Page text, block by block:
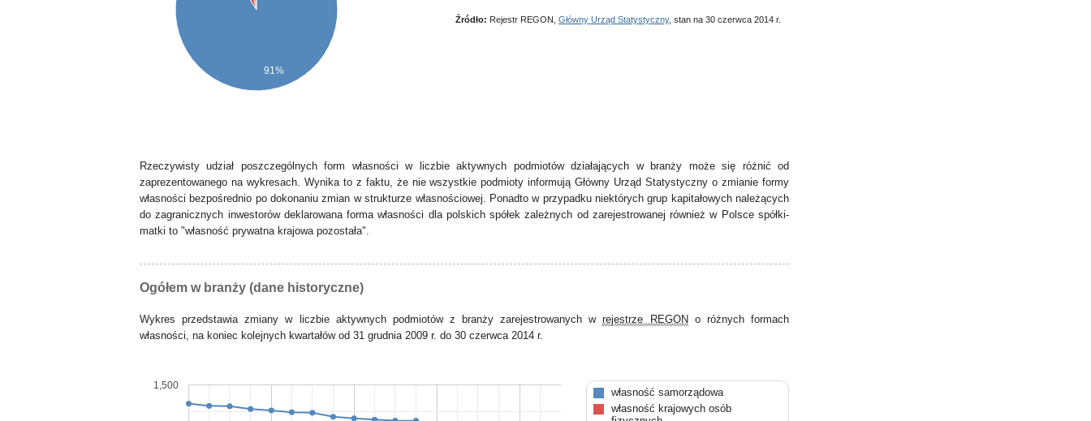
91%
Źródło: Rejestr REGON, Główny Urząd Statystyczny, stan na 30 czerwca 2014 r.
Rzeczywisty udział poszczególnych form własności w liczbie aktywnych podmiotów działających w branży może się różnić od
zaprezentowanego na wykresach. Wynika to z faktu, że nie wszystkie podmioty informują Główny Urząd Statystyczny o zmianie formy
własności bezpośrednio po dokonaniu zmian w strukturze własnościowej. Ponadto w przypadku niektórych grup kapitałowych należących
do zagranicznych inwestorów deklarowana forma własności dla polskich spółek zależnych od zarejestrowanej również w Polsce spółki-
matki to "własność prywatna krajowa pozostała".
Ogółem w branży (dane historyczne)
Wykres przedstawia zmiany w liczbie aktywnych podmiotów z branży zarejestrowanych wrejestrze REGON o różnych formach
własności, na koniec kolejnych kwartałów od 31 grudnia 2009 r. do 30 czerwca 2014 r.
1,500
własność samorządowa
własność krajowych osób